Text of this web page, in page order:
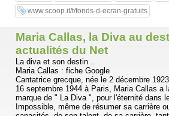
www.scoop.it/t/fonds-d-ecran-gratuits
Maria Callas, la Diva au
actualités du Net
La diva et son destin ..
Maria Callas : fiche Google
Cantatrice grecque, née le 2 décembre
16 septembre 1944 à Paris, Maria Callas a
marque de " La Diva ", pour l'éternité dans
Impossible, même de résumer sa carrière